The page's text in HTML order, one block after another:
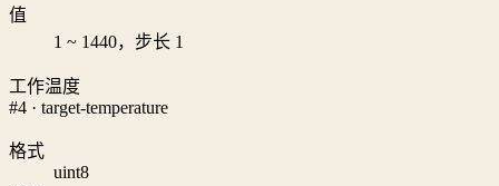
值
1 ~ 1440，步长 1
工作温度
#4 · target-temperature
格式
uint8